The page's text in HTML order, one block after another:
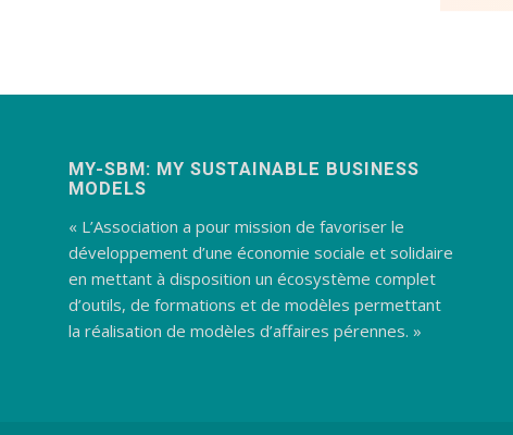
MY-SBM: MY SUSTAINABLE BUSINESS
MODELS
« L’Association a pour mission de favoriser le
développement d’une économie sociale et solidaire
en mettant à disposition un écosystème complet
d’outils, de formations et de modèles permettant
la réalisation de modèles d’affaires pérennes. »